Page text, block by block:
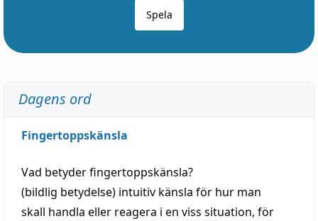
Spela
Dagens ord
Fingertoppskänsla
Vad betyderfingertoppskänsla?
(bildlig betydelse) intuitiv känsla för hur man
skall handla eller reagera i en viss situation, för